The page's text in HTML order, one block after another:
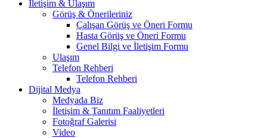
İletişim & Ulaşım
Görüş & Önerileriniz
Çalışan Görüş ve Öneri Formu
Hasta Görüş ve Öneri Formu
Genel Bilgi ve İletişim Formu
Ulaşım
Telefon Rehberi
Telefon Rehberi
Dijital Medya
Medyada Biz
İletişim & Tanıtım Faaliyetleri
Fotoğraf Galerisi
Video